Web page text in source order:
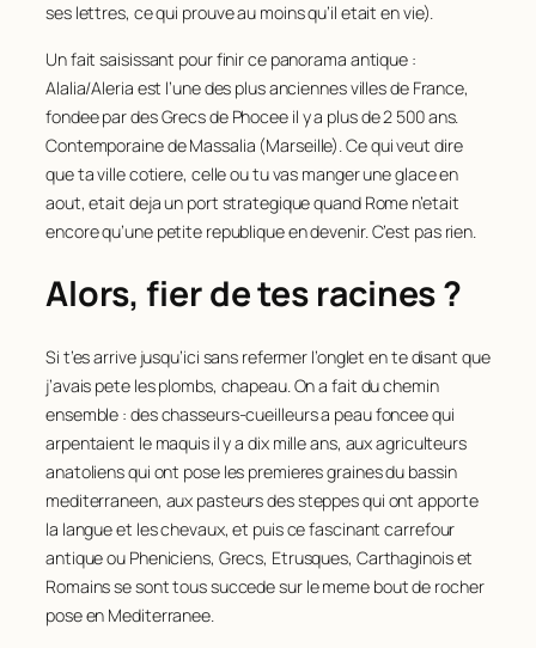
ses lettres, ce qui prouve au moins qu’il etait en vie).
Un fait saisissant pour finir ce panorama antique :
Alalia/Aleria est l’une des plus anciennes villes de France,
fondee par des Grecs de Phocee il y a plus de 2 500 ans.
Contemporaine de Massalia (Marseille). Ce qui veut dire
que ta ville cotiere, celle ou tu vas manger une glace en
aout, etait deja un port strategique quand Rome n’etait
encore qu’une petite republique en devenir. C’est pas rien.
Alors, fier de tes racines ?
Si t’es arrive jusqu’ici sans refermer l’onglet en te disant que
j’avais pete les plombs, chapeau. On a fait du chemin
ensemble : des chasseurs-cueilleurs a peau foncee qui
arpentaient le maquis il y a dix mille ans, aux agriculteurs
anatoliens qui ont pose les premieres graines du bassin
mediterraneen, aux pasteurs des steppes qui ont apporte
la langue et les chevaux, et puis ce fascinant carrefour
antique ou Pheniciens, Grecs, Etrusques, Carthaginois et
Romains se sont tous succede sur le meme bout de rocher
pose en Mediterranee.